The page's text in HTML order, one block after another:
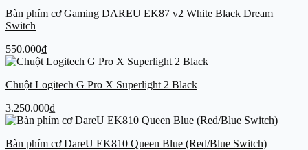
Bàn phím cơ Gaming DAREU EK87 v2 White Black Dream
Switch
550.000₫
Chuột Logitech G Pro X Superlight 2 Black
3.250.000₫
Bàn phím cơ DareU EK810 Queen Blue (Red/Blue Switch)